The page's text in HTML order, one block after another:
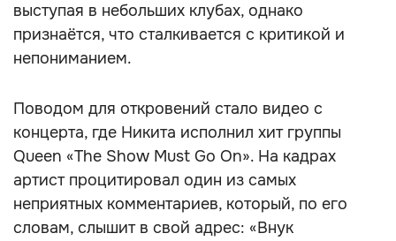
выступая в небольших клубах, однако
признаётся, что сталкивается с критикой и
непониманием.
Поводом для откровений стало видео с
концерта, где Никита исполнил хит группы
Queen «The Show Must Go On». На кадрах
артист процитировал один из самых
неприятных комментариев, который, по его
словам, слышит в свой адрес: «Внук